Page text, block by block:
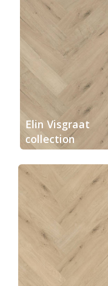
Elin Visgraat
collection
smoky